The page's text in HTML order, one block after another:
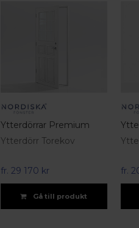
Ytterdörrar Premium
Ytterdörr Torekov
fr. 29 170 kr
Gå till produkt
fr.